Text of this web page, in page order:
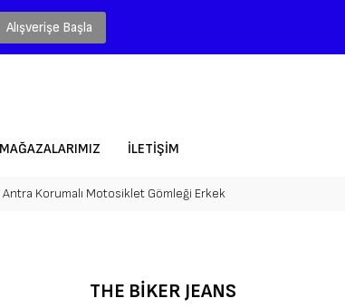
Alışverişe Başla
MAĞAZALARIMIZ İLETIŞIM
Antra Korumalı Motosiklet Gömleği Erkek
THE BIKER JEANS